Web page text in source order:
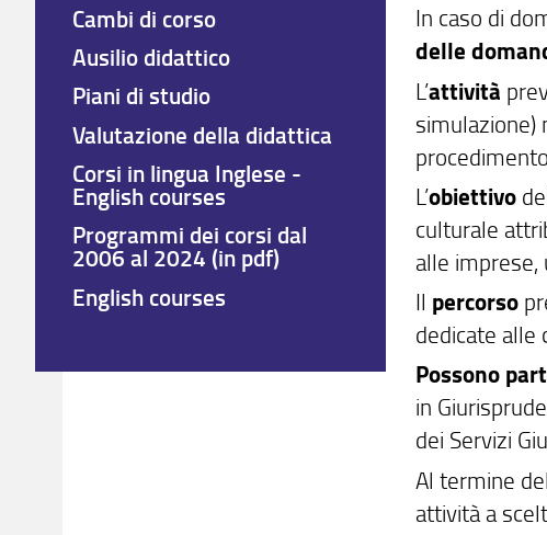
In caso di
delle
L’attività
simulazione)
L’obiettivo
culturale
alle
Il percorso
dedicate alle
Possono
in
dei Servizi
Al termine
attività a
Cambi di corso
Ausilio didattico
Piani di studio
Valutazione della didattica
Corsi in lingua Inglese -
English courses
Programmi dei corsi dal
2006 al 2024 (in pdf)
English courses